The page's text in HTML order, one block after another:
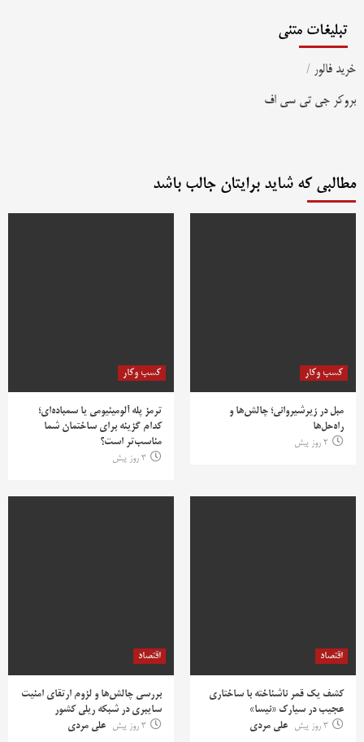
تبلیغات متنی
خرید فالور /
بروکر جی تی سی اف
مطالبی که شاید برایتان جالب باشد
کسب وکار
مبل در زیرشیروانی؛ چالش‌ها و
راه‌حل‌ها
2 روز پیش
کسب وکار
ترمز پله آلومینیومی یا سمباده‌ای؛
کدام گزینه برای ساختمان شما
مناسب‌تر است؟
3 روز پیش
اقتصاد
کشف یک قمر ناشناخته با ساختاری
عجیب در سیارک «نیسا»
3 روز پیش
علی مردی
اقتصاد
بررسی چالش‌ها و لزوم ارتقای امنیت
سایبری در شبکه ریلی کشور
3 روز پیش
علی مردی